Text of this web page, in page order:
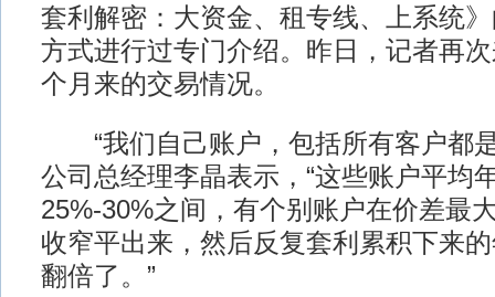
套利解密：大资金、租专线、上系统
方式进行过专门介绍。昨日，记者再
个月来的交易情况。
“我们自己账户，包括所有客户都
公司总经理李晶表示，“这些账户平均
25%-30%之间，有个别账户在价差最
收窄平出来，然后反复套利累积下来
翻倍了。”